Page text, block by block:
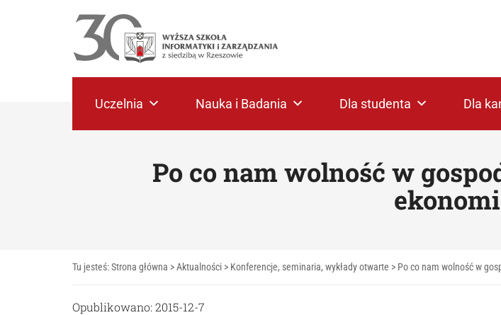
Uczelnia Nauka i Badania Dla studenta Dla
Po co nam wolność w
Tu jesteś:Strona główna >Aktualności > Konferencje, seminaria, wykłady otwarte > Po co nam wolność w
Opublikowano: 2015-12-7